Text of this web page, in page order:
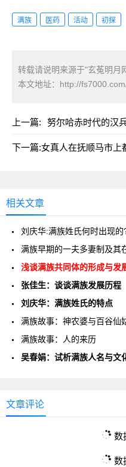
满族 医药 活动 初探
转载请说明来源于"玄菟明月
本文地址： http://
上一篇: 努尔哈赤时代的汉
下一篇:女真人在抚顺马市上
相关文章
刘庆华:满族姓氏何时出现的
满族早期的一夫多妻制及其
浅谈满族共同体的形成与发
张佳生：谈谈满族发展历程
刘庆华：满族姓氏的特点
满族故事：神农婆与百谷仙
满族故事：人的来历
吴春娟：试析满族人名与文
文章评论
数
数